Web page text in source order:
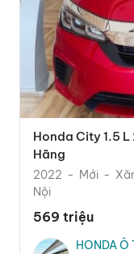
Honda City 1.5
Hãng
2022 Mới
Nội
569 triệu
HONDA Ô